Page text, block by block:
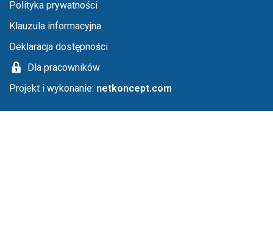
Menu stopka
Polityka prywatności
Klauzula informacyjna
Deklaracja dostępności
Dla pracowników
Projekt i wykonanie: netkoncept.com